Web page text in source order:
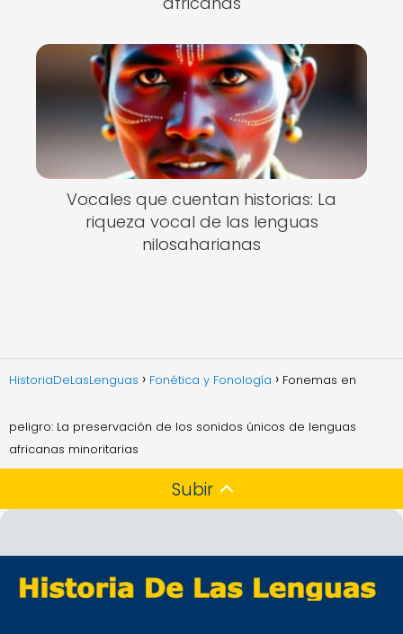
Vocales que cuentan historias: La
riqueza vocal de las lenguas
nilosaharianas
HistoriaDeLasLenguas Fonética y Fonología Fonemas en
peligro: La preservación de los sonidos únicos de lenguas
africanas minoritarias
Subir